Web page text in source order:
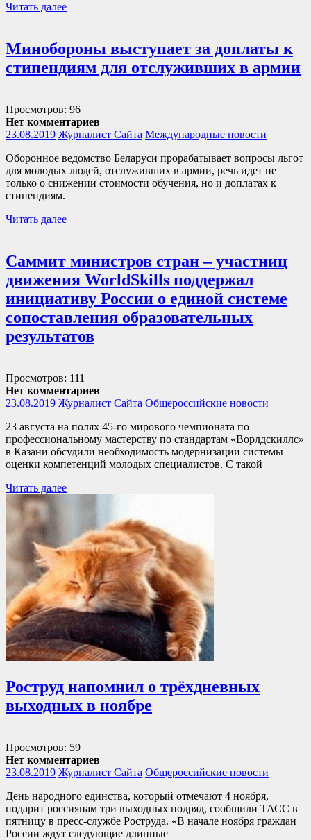
Читать далее
Минобороны выступает за доплаты к
стипендиям для отслуживших в армии
Просмотров: 96
Нет комментариев
23.08.2019 Журналист Сайта Международные новости
Оборонное ведомство Беларуси прорабатывает вопросы льгот
для молодых людей, отслуживших в армии, речь идет не
только о снижении стоимости обучения, но и доплатах к
стипендиям.
Читать далее
Саммит министров стран – участниц
движения WorldSkills поддержал
инициативу России о единой системе
сопоставления образовательных
результатов
Просмотров: 111
Нет комментариев
23.08.2019 Журналист Сайта Общероссийские новости
23 августа на полях 45-го мирового чемпионата по
профессиональному мастерству по стандартам «Ворлдскиллс»
в Казани обсудили необходимость модернизации системы
оценки компетенций молодых специалистов. С такой
Читать далее
Роструд напомнил о трёхдневных
выходных в ноябре
Просмотров: 59
Нет комментариев
23.08.2019 Журналист Сайта Общероссийские новости
День народного единства, который отмечают 4 ноября,
подарит россиянам три выходных подряд, сообщили ТАСС в
пятницу в пресс-службе Роструда. «В начале ноября граждан
России ждут следующие длинные